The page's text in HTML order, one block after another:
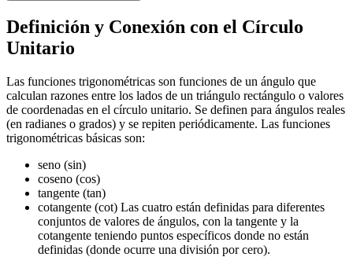
Definición y Conexión con el Círculo
Unitario
Las funciones trigonométricas son funciones de un ángulo que
calculan razones entre los lados de un triángulo rectángulo o valores
de coordenadas en el círculo unitario. Se definen para ángulos reales
(en radianes o grados) y se repiten periódicamente. Las funciones
trigonométricas básicas son:
seno (sin)
coseno (cos)
tangente (tan)
cotangente (cot) Las cuatro están definidas para diferentes
conjuntos de valores de ángulos, con la tangente y la
cotangente teniendo puntos específicos donde no están
definidas (donde ocurre una división por cero).